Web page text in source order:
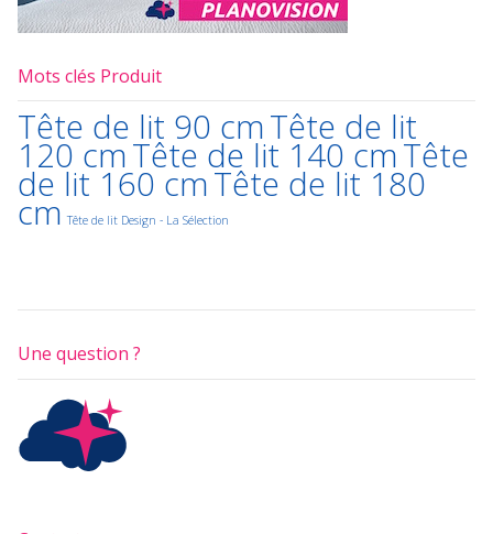
Mots clés Produit
Tête de lit 90 cmTête de lit
120 cmTête de lit 140 cmTête
de lit 160 cmTête de lit 180
cm Tête de lit Design - La Sélection
Une question ?